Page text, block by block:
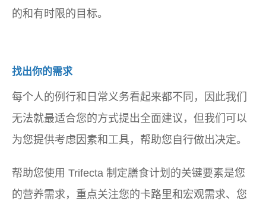
的和有时限的目标。
找出你的需求
每个人的例行和日常义务看起来都不同，因此我们
无法就最适合您的方式提出全面建议，但我们可以
为您提供考虑因素和工具，帮助您自行做出决定。
帮助您使用 Trifecta 制定膳食计划的关键要素是您
的营养需求，重点关注您的卡路里和宏观需求、您